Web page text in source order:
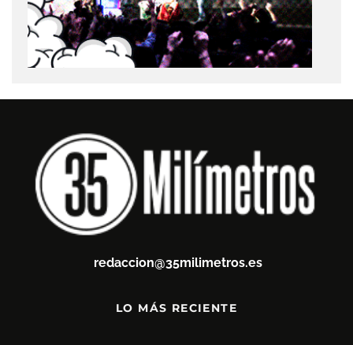
redaccion@35milimetros.es
LO MÁS RECIENTE